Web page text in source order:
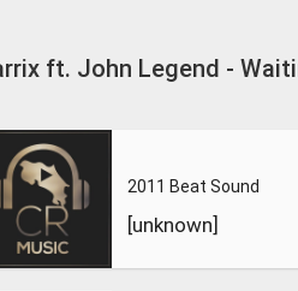
ft. John Legend -
2011 Beat Sound
[unknown]